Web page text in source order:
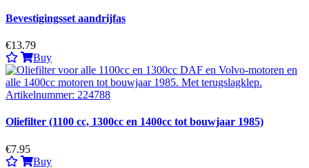
Bevestigingsset aandrijfas
€13.79
Buy
Oliefilter (1100 cc, 1300cc en 1400cc tot bouwjaar 1985)
€7.95
Buy